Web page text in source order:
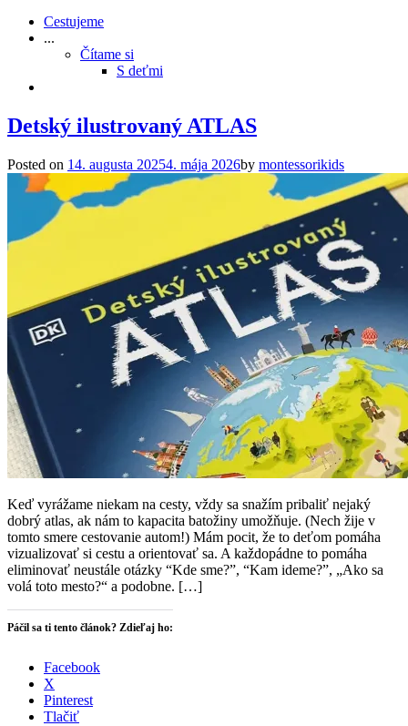
Cestujeme
...
Čítame si
S deťmi
Detský ilustrovaný ATLAS
Posted on 14. augusta 20254. mája 2026by montessorikids
Keď vyrážame niekam na cesty, vždy sa snažím pribaliť nejaký
dobrý atlas, ak nám to kapacita batožiny umožňuje. (Nech žije v
tomto smere cestovanie autom!) Mám pocit, že to deťom pomáha
vizualizovať si cestu a orientovať sa. A každopádne to pomáha
eliminovať neustále otázky “Kde sme?”, “Kam ideme?”, „Ako sa
volá toto mesto?“ a podobne. […]
Páčil sa ti tento článok? Zdieľaj ho:
Facebook
X
Pinterest
Tlačiť